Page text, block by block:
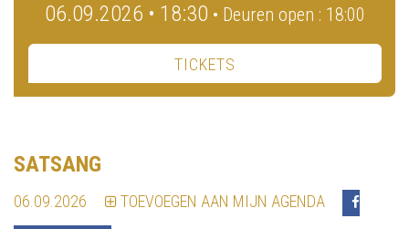
06.09.2026 • 18:30 • Deuren open : 18:00
TICKETS
SATSANG
06.09.2026 TOEVOEGEN AAN MIJN AGENDA